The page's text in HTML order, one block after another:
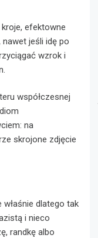
efektowne
nawet jeśli idę po
wzrok i
współczesnej
na
skrojone zdjęcie
właśnie dlatego tak
i nieco
randkę albo